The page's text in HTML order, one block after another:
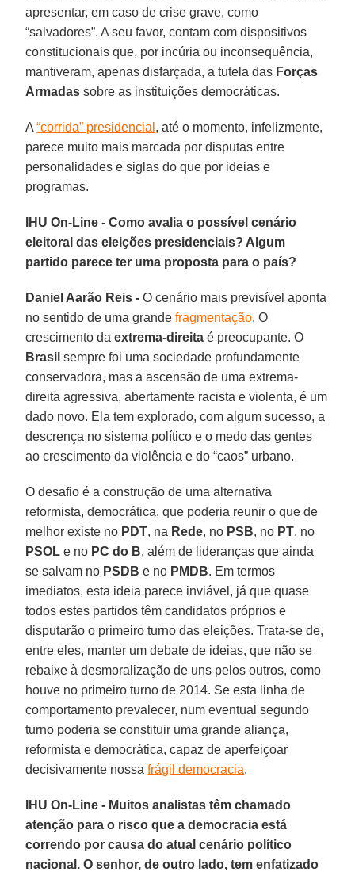
apresentar, em caso de crise grave, como
“salvadores”. A seu favor, contam com dispositivos
constitucionais que, por incúria ou inconsequência,
mantiveram, apenas disfarçada, a tutela das Forças
Armadas sobre as instituições democráticas.
A“corrida” presidencial , até o momento, infelizmente,
parece muito mais marcada por disputas entre
personalidades e siglas do que por ideias e
programas.
IHU On-Line - Como avalia o possível cenário
eleitoral das eleições presidenciais? Algum
partido parece ter uma proposta para o país?
Daniel Aarão Reis - O cenário mais previsível aponta
no sentido de uma grandefragmentação. O
crescimento da extrema-direita é preocupante. O
Brasil sempre foi uma sociedade profundamente
conservadora, mas a ascensão de uma extrema-
direita agressiva, abertamente racista e violenta, é um
dado novo. Ela tem explorado, com algum sucesso, a
descrença no sistema político e o medo das gentes
ao crescimento da violência e do “caos” urbano.
O desafio é a construção de uma alternativa
reformista, democrática, que poderia reunir o que de
melhor existe no PDT, na Rede, no PSB, no PT, no
PSOL e no PC do B, além de lideranças que ainda
se salvam no PSDB e no PMDB. Em termos
imediatos, esta ideia parece inviável, já que quase
todos estes partidos têm candidatos próprios e
disputarão o primeiro turno das eleições. Trata-se de,
entre eles, manter um debate de ideias, que não se
rebaixe à desmoralização de uns pelos outros, como
houve no primeiro turno de 2014. Se esta linha de
comportamento prevalecer, num eventual segundo
turno poderia se constituir uma grande aliança,
reformista e democrática, capaz de aperfeiçoar
decisivamente nossafrágil democracia.
IHU On-Line - Muitos analistas têm chamado
atenção para o risco que a democracia está
correndo por causa do atual cenário político
nacional. O senhor, de outro lado, tem enfatizado